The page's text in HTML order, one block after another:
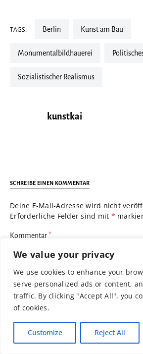
We value your privacy
We use cookies to enhance your
serve personalized ads or content,
traffic. By clicking "Accept All", you
of cookies.
Customize Reject All
TAGS: Berlin Kunst am Bau
Monumentalbildhauerei
Sozialistischer Realismus
kunstkai
SCHREIBE EINEN KOMMENTAR
Deine E-Mail-Adresse wird nicht
Erforderliche Felder sind mit *
Kommentar*